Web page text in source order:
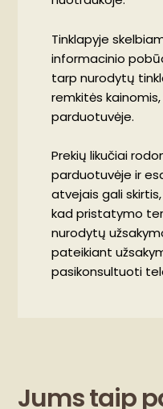
Tinklapyje
informacinio
tarp nurodytų
remkitės
parduotuvėje.
Prekių likučiai
parduotuvėje ir
atvejais gali
kad pristatymo
nurodytų
pateikiant
pasikonsultuoti
Jums taip